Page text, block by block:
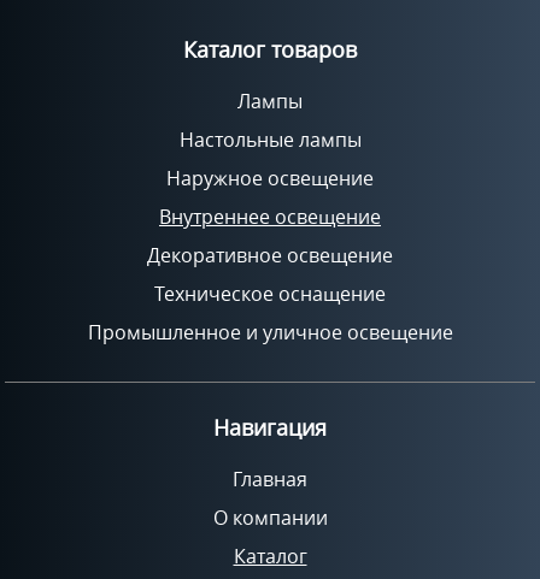
Каталог товаров
Лампы
Настольные лампы
Наружное освещение
Внутреннее освещение
Декоративное освещение
Техническое оснащение
Промышленное и уличное освещение
Навигация
Главная
О компании
Каталог